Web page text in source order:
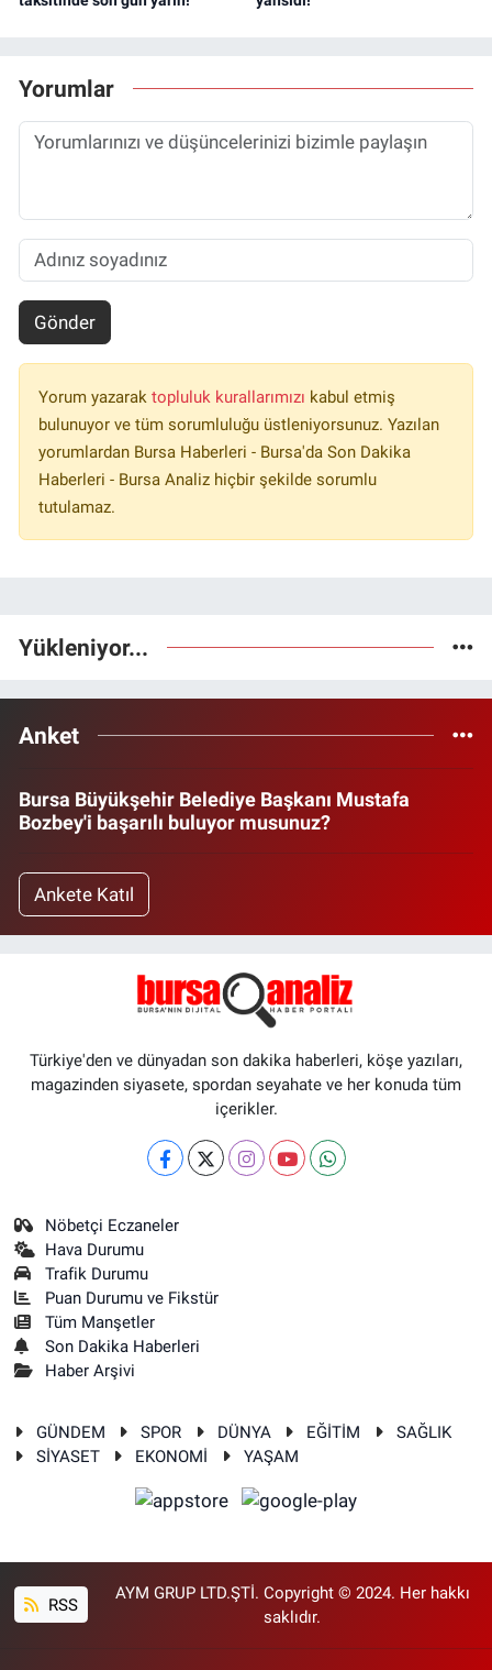
Yorumlar
Gönder
Yorum yazarak topluluk kurallarımızı kabul etmiş
bulunuyor ve tüm sorumluluğu üstleniyorsunuz. Yazılan
yorumlardan Bursa Haberleri - Bursa'da Son Dakika
Haberleri - Bursa Analiz hiçbir şekilde sorumlu
tutulamaz.
Yükleniyor...
Anket
Bursa Büyükşehir Belediye Başkanı Mustafa
Bozbey'i başarılı buluyor musunuz?
Ankete Katıl
Türkiye'den ve dünyadan son dakika haberleri, köşe yazıları,
magazinden siyasete, spordan seyahate ve her konuda tüm
içerikler.
Nöbetçi Eczaneler
Hava Durumu
Trafik Durumu
Puan Durumu ve Fikstür
Tüm Manşetler
Son Dakika Haberleri
Haber Arşivi
GÜNDEM SPOR DÜNYA EĞİTİM
SAĞLIK
SİYASET
EKONOMİ YAŞAM
RSS
AYM GRUP LTD.ŞTİ. Copyright © 2024. Her hakkı
saklıdır.